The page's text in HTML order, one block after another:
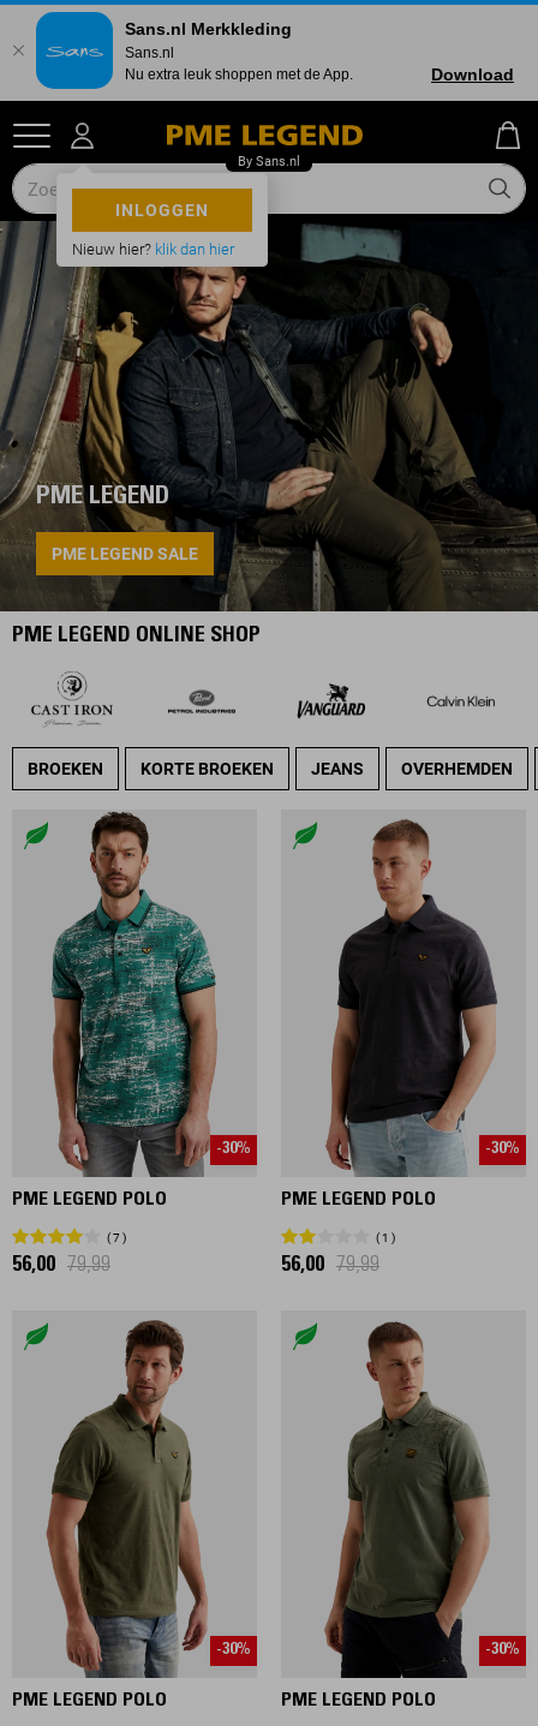
INLOGGEN
Nieuw hier? klik dan hier
PME LEGEND
PME LEGEND SALE
PME LEGEND ONLINE SHOP
BROEKEN KORTE BROEKEN JEANS OVERHEMDEN
-30%
PME LEGEND POLO
7
56,00 79,99
-30%
PME LEGEND POLO
1
56,00 79,99
-30%
PME LEGEND POLO
-30%
PME LEGEND POLO
Sans.nl Merkkleding
Sans.nl
Nu extra leuk shoppen met de App.
Download